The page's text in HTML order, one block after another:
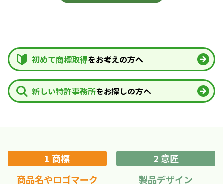
初めて商標取得をお考えの方へ
新しい特許事務所をお探しの方へ
1 商標
商品名やロゴマーク
2 意匠
製品デザイン